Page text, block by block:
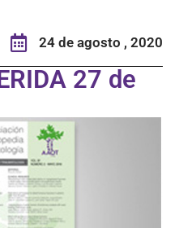
24 de agosto , 2020
27 de